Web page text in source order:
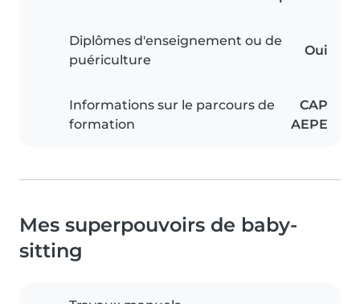
Diplômes d'enseignement ou de
puériculture
Oui
Informations sur le parcours de
formation
CAP
AEPE
Mes superpouvoirs de baby-
sitting